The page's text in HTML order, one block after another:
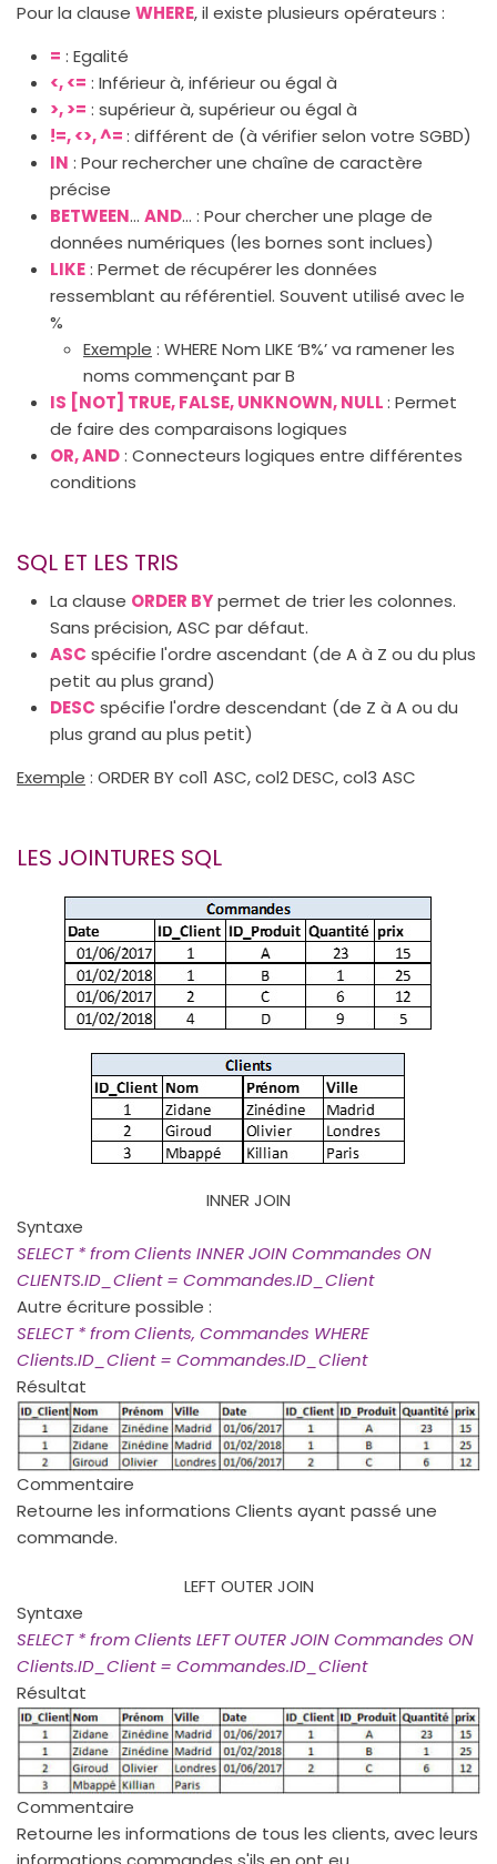
Pour la clause WHERE, il existe plusieurs opérateurs :
= : Egalité
<, <= : Inférieur à, inférieur ou égal à
>, >= : supérieur à, supérieur ou égal à
!=, <>, ^=: différent de (à vérifier selon votre SGBD)
IN : Pour rechercher une chaîne de caractère
précise
BETWEEN… AND… : Pour chercher une plage de
données numériques (les bornes sont inclues)
LIKE: Permet de récupérer les données
ressemblant au référentiel. Souvent utilisé avec le
%
Exemple : WHERE Nom LIKE ‘B%’ va ramener les
noms commençant par B
IS [NOT] TRUE, FALSE, UNKNOWN, NULL: Permet
de faire des comparaisons logiques
OR, AND: Connecteurs logiques entre différentes
conditions
SQL ET LES TRIS
La clause ORDER BYpermet de trier les colonnes.
Sans précision, ASC par défaut.
ASC spécifie l'ordre ascendant (de A à Z ou du plus
petit au plus grand)
DESC spécifie l'ordre descendant (de Z à A ou du
plus grand au plus petit)
Exemple : ORDER BY col1 ASC, col2 DESC, col3 ASC
LES JOINTURES SQL
INNER JOIN
Syntaxe
SELECT * from Clients INNER JOIN Commandes ON
CLIENTS.ID_Client = Commandes.ID_Client
Autre écriture possible :
SELECT * from Clients, Commandes WHERE
Clients.ID_Client = Commandes.ID_Client
Résultat
Commentaire
Retourne les informations Clients ayant passé une
commande.
LEFT OUTER JOIN
Syntaxe
SELECT * from Clients LEFT OUTER JOIN Commandes ON
Clients.ID_Client = Commandes.ID_Client
Résultat
Commentaire
Retourne les informations de tous les clients, avec leurs